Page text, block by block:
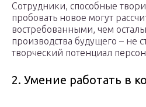
Сотрудники, способные
пробовать новое могут
востребованными, чем
производства будущего – не
творческий потенциал
2. Умение работать в